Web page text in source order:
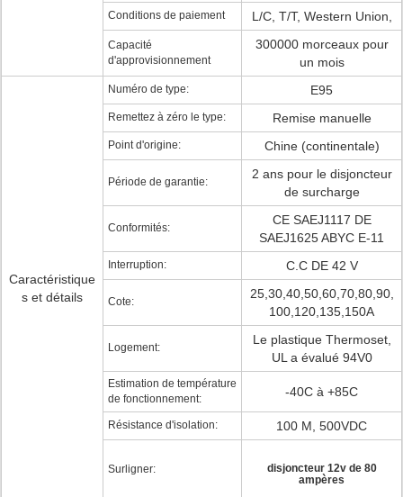
Conditions de paiement L/C, T/T, Western Union,
Capacité
d'approvisionnement
300000 morceaux pour
un mois
Caractéristique
s et détails
Numéro de type: E95
Remettez à zéro le type: Remise manuelle
Point d'origine: Chine (continentale)
Période de garantie:
2 ans pour le disjoncteur
de surcharge
Conformités:
CE SAEJ1117 DE
SAEJ1625 ABYC E-11
Interruption: C.C DE 42 V
Cote:
25,30,40,50,60,70,80,90,
100,120,135,150A
Logement:
Le plastique Thermoset,
UL a évalué 94V0
Estimation de température
de fonctionnement:
-40C à +85C
Résistance d'isolation: 100 M, 500VDC
Surligner:
disjoncteur 12v de 80
ampères